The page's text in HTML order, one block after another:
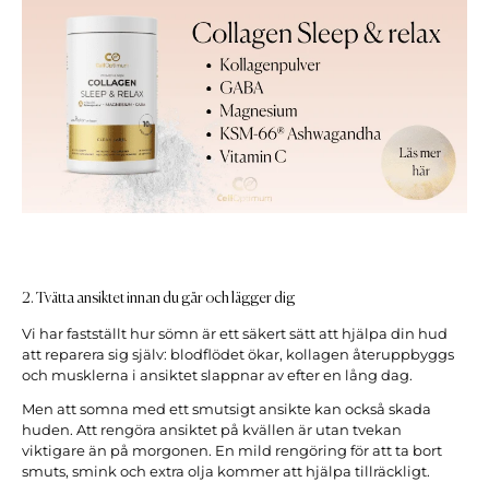
2. Tvätta ansiktet innan du går och lägger dig
Vi har fastställt hur sömn är ett säkert sätt att hjälpa din hud
att reparera sig själv: blodflödet ökar, kollagen återuppbyggs
och musklerna i ansiktet slappnar av efter en lång dag.
Men att somna med ett smutsigt ansikte kan också skada
huden. Att rengöra ansiktet på kvällen är utan tvekan
viktigare än på morgonen. En mild rengöring för att ta bort
smuts, smink och extra olja kommer att hjälpa tillräckligt.